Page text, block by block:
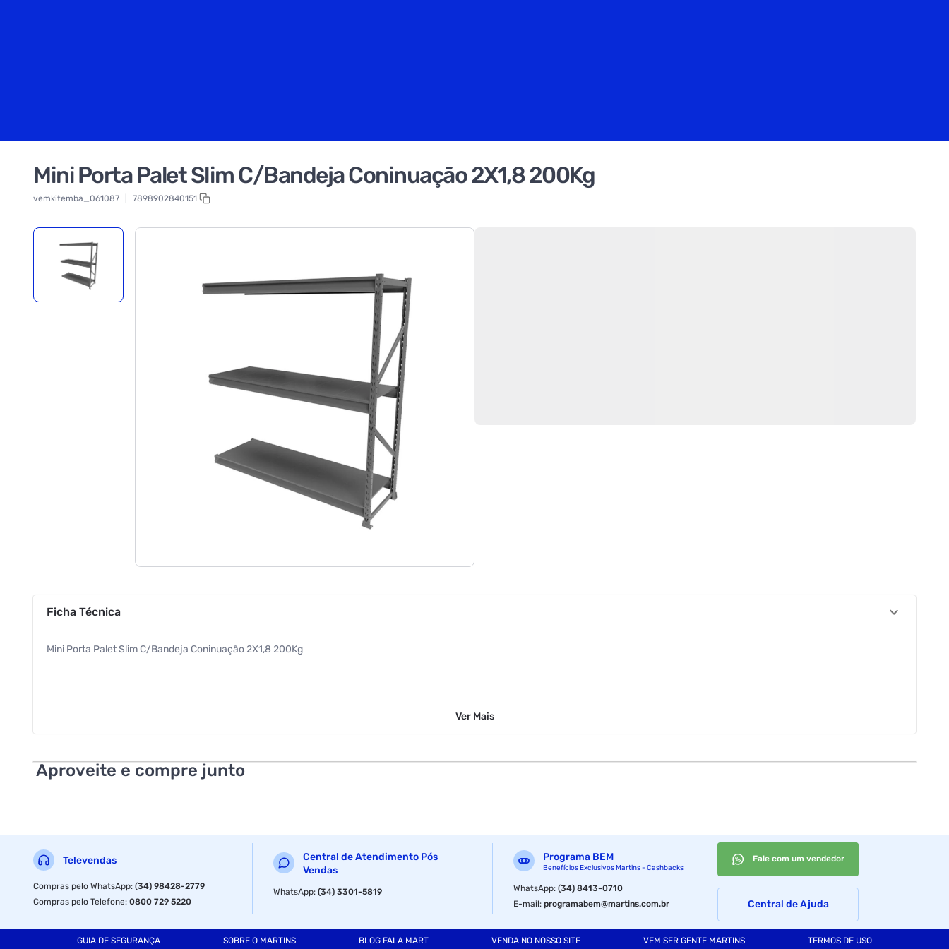
Mini Porta Palet Slim C/Bandeja Coninuação 2X1,8 200Kg
vemkitemba_061087 7898902840151
Ficha Técnica
Mini Porta Palet Slim C/Bandeja Coninuação 2X1,8 200Kg
Ver Mais
Aproveite e compre junto
Televendas
Compras pelo WhatsApp:(34) 98428-2779
Compras pelo Telefone:0800 729 5220
Central de Atendimento Pós
Vendas
WhatsApp:(34) 3301-5819
Programa BEM
Benefícios Exclusivos Martins - Cashbacks
WhatsApp:(34) 8413-0710
E-mail:programabem@martins.com.br
Fale com um vendedor
Central de Ajuda
GUIA DE SEGURANÇA SOBRE O MARTINS BLOG FALA MART VENDA NO NOSSO SITE VEM SER GENTE MARTINS TERMOS DE USO